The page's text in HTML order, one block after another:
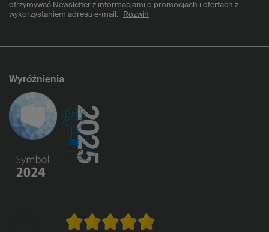
otrzymywać Newsletter z informacjami o promocjach i ofertach z
wykorzystaniem adresu e-mail.
Rozwiń
Wyróżnienia